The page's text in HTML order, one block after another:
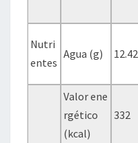
Nutri
entes
Agua (g) 12.42
Valor ene
rgético
(kcal)
332